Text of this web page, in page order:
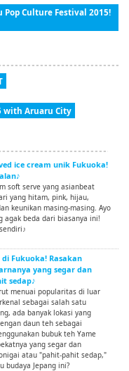
Culture Festival 2015!
with Aruaru City
ice cream unik Fukuoka!
soft serve yang asianbeat
yang hitam, pink, hijau,
keunikan masing-masing. Ayo
agak beda dari biasanya ini!
Fukuoka! Rasakan
yang segar dan
sedap♪
menuai popularitas di luar
sebagai salah satu
ada banyak lokasi yang
daun teh sebagai
bubuk teh Yame
yang segar dan
atau "pahit-pahit sedap,"
budaya Jepang ini?